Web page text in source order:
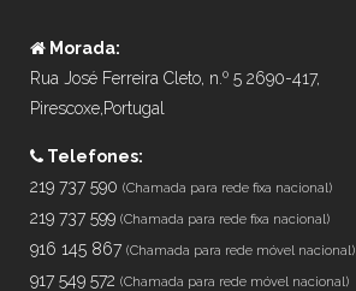
Morada:
Rua José Ferreira Cleto, n.º 5 2690-417,
Pirescoxe,Portugal
Telefones:
219 737 590 (Chamada para rede fixa nacional)
219 737 599 (Chamada para rede fixa nacional)
916 145 867 (Chamada para rede móvel nacional)
917 549 572 (Chamada para rede móvel nacional)